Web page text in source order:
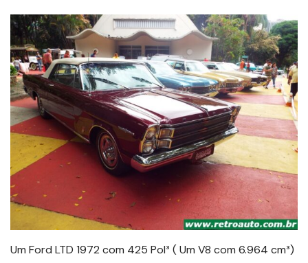
Um Ford LTD 1972 com 425 Pol³ ( Um V8 com 6.964 cm³)